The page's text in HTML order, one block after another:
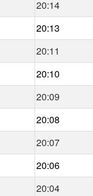
20:14
20:13
20:11
20:10
20:09
20:08
20:07
20:06
20:04